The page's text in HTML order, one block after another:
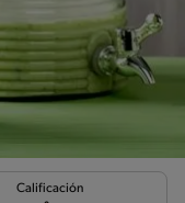
Calificación